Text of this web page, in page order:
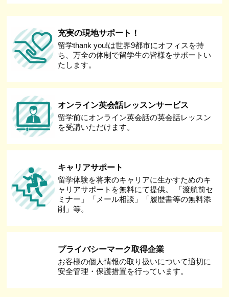
充実の現地サポート！
留学thank you!は世界9都市にオフィスを持
ち、万全の体制で留学生の皆様をサポートい
たします。
オンライン英会話レッスンサービス
留学前にオンライン英会話の英会話レッスン
を受講いただけます。
キャリアサポート
留学体験を将来のキャリアに生かすためのキ
ャリアサポートを無料にて提供。 「渡航前セ
ミナー」「メール相談」「履歴書等の無料添
削」等。
プライバシーマーク取得企業
お客様の個人情報の取り扱いについて適切に
安全管理・保護措置を行っています。